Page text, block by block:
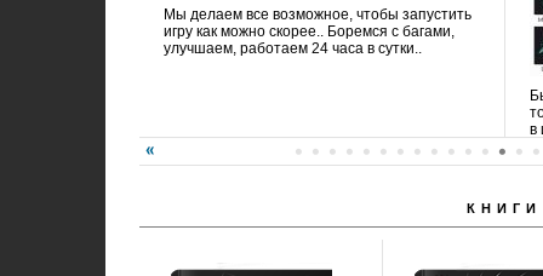
Мы делаем все возможное, чтобы запустить
игру как можно скорее.. Боремся с багами,
улучшаем, работаем 24 часа в сутки..
в
КНИГИ